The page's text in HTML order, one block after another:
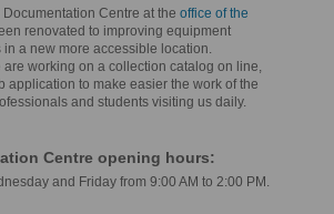
Documentation Centre at the office of the
renovated to improving equipment
in a new more accessible location.
are working on a collection catalog on line,
application to make easier the work of the
and students visiting us daily.
Centre opening hours:
and Friday from 9:00 AM to 2:00 PM.